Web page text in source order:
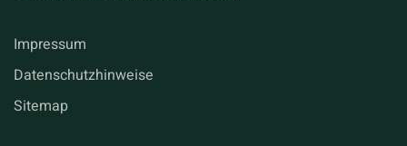
Impressum
Datenschutzhinweise
Sitemap